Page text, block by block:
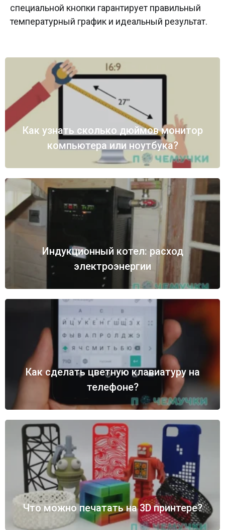
специальной кнопки гарантирует правильный
температурный график и идеальный результат.
Как узнать сколько дюймов монитор
компьютера или ноутбука?
Индукционный котел: расход
электроэнергии
Как сделать цветную клавиатуру на
телефоне?
Что можно печатать на 3D принтере?